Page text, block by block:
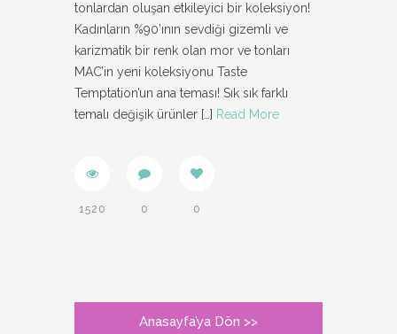
tonlardan oluşan etkileyici bir koleksiyon!
Kadınların %90’ının sevdiği gizemli ve
karizmatik bir renk olan mor ve tonları
MAC’in yeni koleksiyonu Taste
Temptation’un ana teması! Sık sık farklı
temalı değişik ürünler […] Read More
1520 0 0
Anasayfa’ya Dön >>